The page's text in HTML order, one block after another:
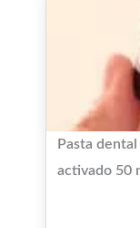
Pasta
activado 50